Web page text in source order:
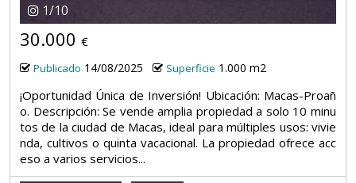
1/10
30.000 €
Publicado 14/08/2025 Superficie 1.000 m2
¡Oportunidad Única de Inversión! Ubicación: Macas-Proañ
o. Descripción: Se vende amplia propiedad a solo 10 minu
tos de la ciudad de Macas, ideal para múltiples usos: vivie
nda, cultivos o quinta vacacional. La propiedad ofrece acc
eso a varios servicios...